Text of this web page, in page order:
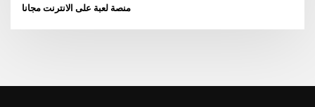
منصة لعبة على الانترنت مجانا